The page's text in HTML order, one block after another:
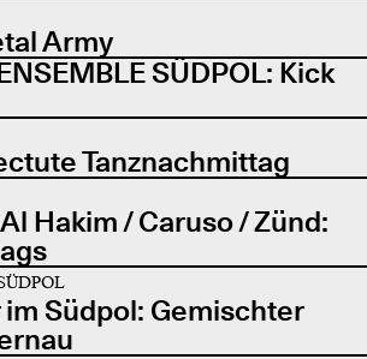
Army
SÜDPOL: Kick
Tanznachmittag
Hakim / Caruso / Zünd:
Südpol: Gemischter